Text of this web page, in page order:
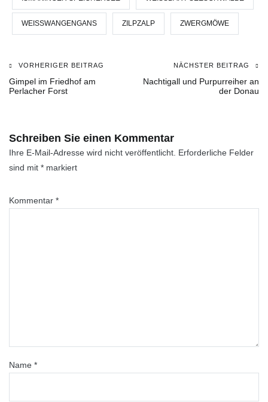
WEISSWANGENGANS ZILPZALP ZWERGMÖWE
Beitragsnavigation
VORHERIGER BEITRAG
Gimpel im Friedhof am
Perlacher Forst
NÄCHSTER BEITRAG
Nachtigall und Purpurreiher an
der Donau
Schreiben Sie einen Kommentar
Ihre E-Mail-Adresse wird nicht veröffentlicht. Erforderliche Felder
sind mit * markiert
Kommentar *
Name *